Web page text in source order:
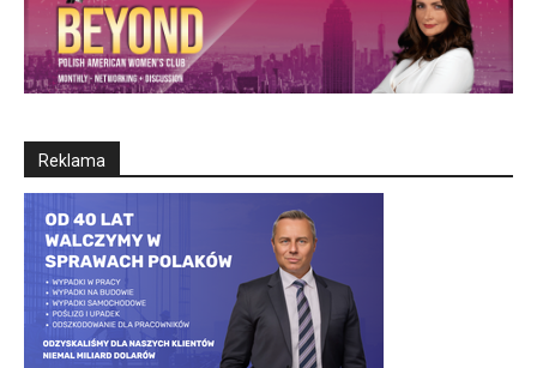
Reklama